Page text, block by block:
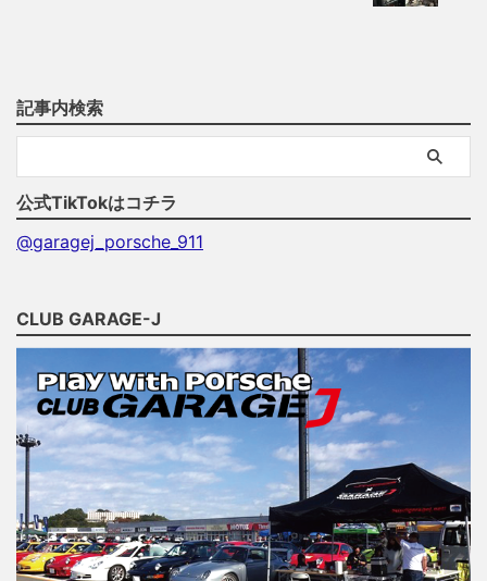
記事内検索
公式TikTokはコチラ
@garagej_porsche_911
CLUB GARAGE-J